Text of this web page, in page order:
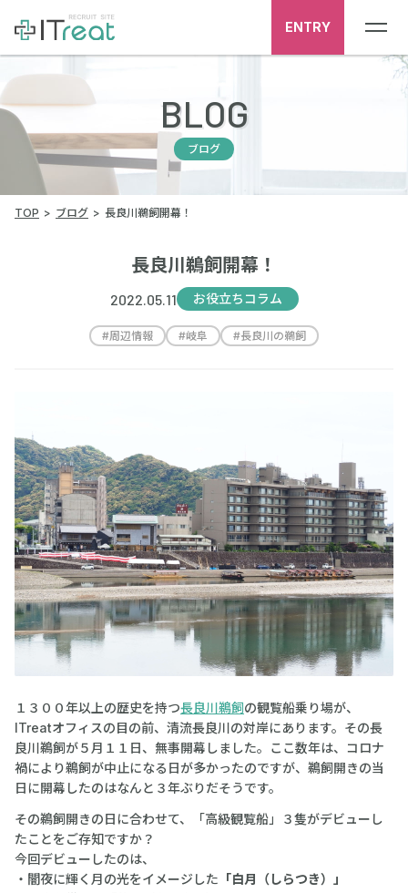
ENTRY
BLOG
ブログ
TOP ブログ 長良川鵜飼開幕！
長良川鵜飼開幕！
2022.05.11 お役立ちコラム
#周辺情報 #岐阜 #長良川の鵜飼
１３００年以上の歴史を持つ長良川鵜飼の観覧船乗り場が、
ITreatオフィスの目の前、清流長良川の対岸にあります。その長
良川鵜飼が５月１１日、無事開幕しました。ここ数年は、コロナ
禍により鵜飼が中止になる日が多かったのですが、鵜飼開きの当
日に開幕したのはなんと３年ぶりだそうです。
その鵜飼開きの日に合わせて、「高級観覧船」３隻がデビューし
たことをご存知ですか？
今回デビューしたのは、
・闇夜に輝く月の光をイメージした 「白月（しらつき）」